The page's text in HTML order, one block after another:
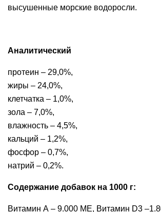
высушенные морские водоросли.
Аналитический
протеин – 29,0%,
жиры – 24,0%,
клетчатка – 1,0%,
зола – 7,0%,
влажность – 4,5%,
кальций – 1,2%,
фосфор – 0,7%,
натрий – 0,2%.
Содержание добавок на 1000 г:
Витамин А – 9.000 МЕ, Витамин D3